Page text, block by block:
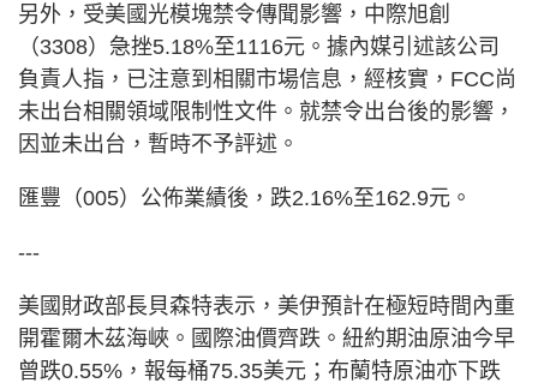
另外，受美國光模塊禁令傳聞影響，中際旭創
（3308）急挫5.18%至1116元。據內媒引述該公司
負責人指，已注意到相關市場信息，經核實，FCC尚
未出台相關領域限制性文件。就禁令出台後的影響，
因並未出台，暫時不予評述。
匯豐（005）公佈業績後，跌2.16%至162.9元。
---
美國財政部長貝森特表示，美伊預計在極短時間內重
開霍爾木茲海峽。國際油價齊跌。紐約期油原油今早
曾跌0.55%，報每桶75.35美元；布蘭特原油亦下跌